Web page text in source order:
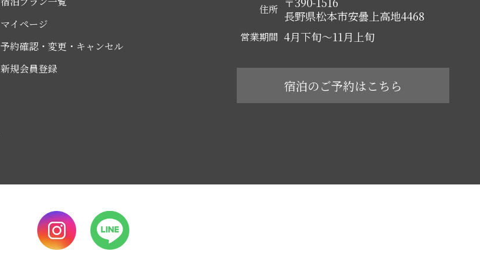
住所 長野県松本市安曇上高地4468
営業期間 4月下旬～11月上旬
宿泊のご予約はこちら
マイページ
予約確認・変更・キャンセル
新規会員登録